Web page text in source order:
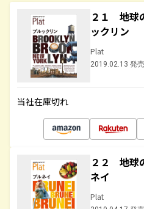
２１ 地球
ックリン
Plat
2019.02.13 発売
当社在庫切れ
２２ 地球
ネイ
Plat